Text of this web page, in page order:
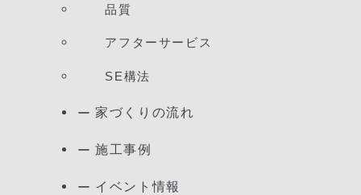
品質
アフターサービス
SE構法
家づくりの流れ
施工事例
イベント情報